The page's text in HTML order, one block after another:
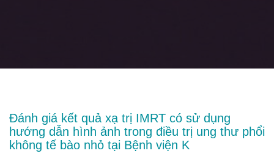
Đánh giá kết quả xạ trị IMRT có sử dụng
hướng dẫn hình ảnh trong điều trị ung thư phổi
không tế bào nhỏ tại Bệnh viện K